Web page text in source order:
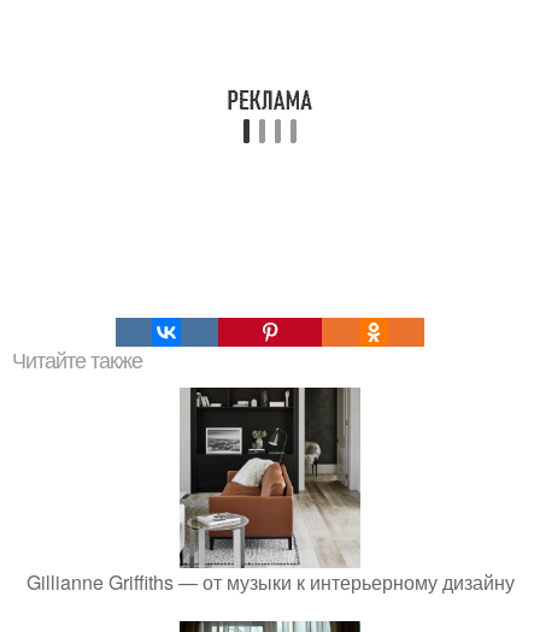
Читайте также
Gillianne Griffiths — от музыки к интерьерному дизайну